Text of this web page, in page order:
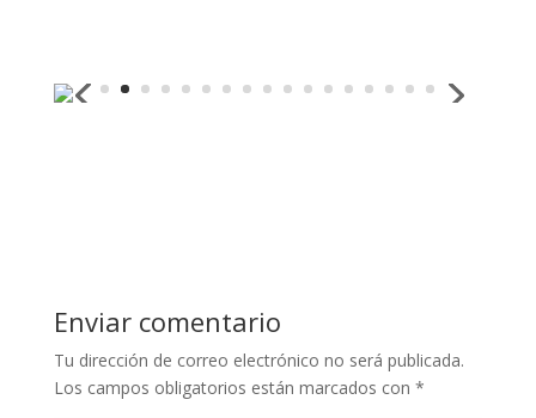
Enviar comentario
Tu dirección de correo electrónico no será publicada.
Los campos obligatorios están marcados con *